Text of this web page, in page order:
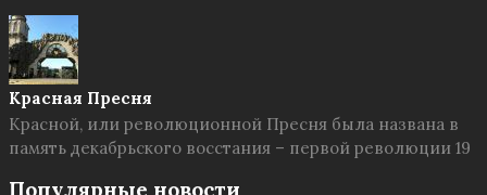
Красная Пресня
Красной, или революционной Пресня была названа в
память декабрьского восстания – первой революции 19
Популярные новости